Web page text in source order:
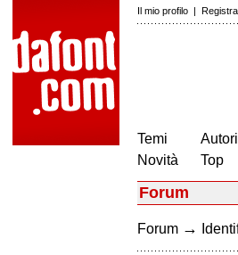
Il mio profilo |
Temi
Novità
Autori
Top
Forum
Forum →